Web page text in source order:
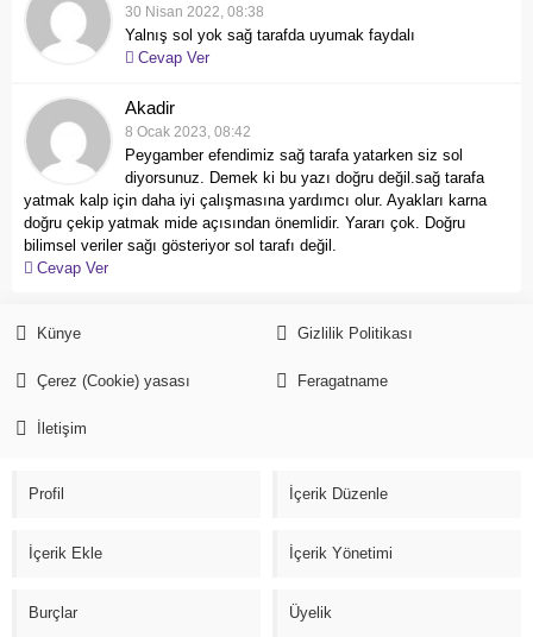
30 Nisan 2022, 08:38
Yalnış sol yok sağ tarafda uyumak faydalı
Cevap Ver
Akadir
8 Ocak 2023, 08:42
Peygamber efendimiz sağ tarafa yatarken siz sol
diyorsunuz. Demek ki bu yazı doğru değil.sağ tarafa
yatmak kalp için daha iyi çalışmasına yardımcı olur. Ayakları karna
doğru çekip yatmak mide açısından önemlidir. Yararı çok. Doğru
bilimsel veriler sağı gösteriyor sol tarafı değil.
Cevap Ver
Künye Gizlilik Politikası
Çerez (Cookie) yasası Feragatname
İletişim
Profil İçerik Düzenle
İçerik Ekle İçerik Yönetimi
Burçlar Üyelik